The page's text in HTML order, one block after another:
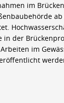
im
ab
in der
im